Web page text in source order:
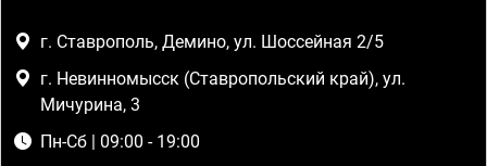
г. Ставрополь, Демино, ул. Шоссейная 2/5
г. Невинномысск (Ставропольский край), ул.
Мичурина, 3
Пн-Сб | 09:00 - 19:00